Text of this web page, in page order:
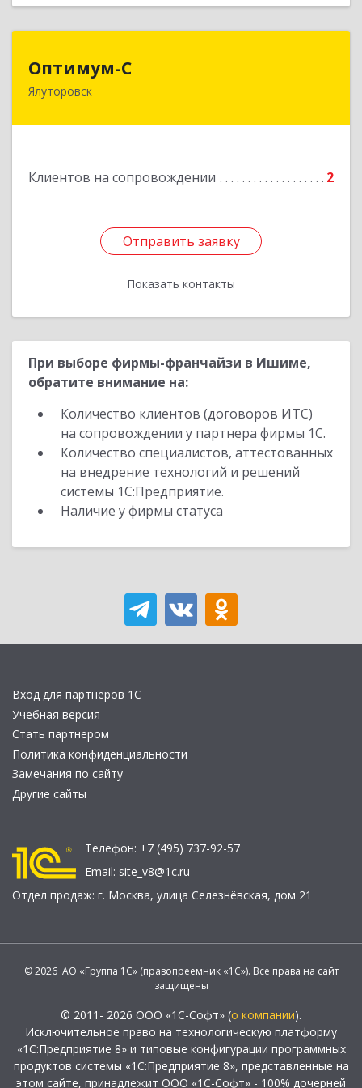
Оптимум-С
Ялуторовск
Клиентов на сопровождении 2
Отправить заявку
Показать контакты
Отправить заявку
Назад
При выборе фирмы-франчайзи в Ишиме,
обратите внимание на:
Количество клиентов (договоров ИТС)
на сопровождении у партнера фирмы 1С.
Количество специалистов, аттестованных
на внедрение технологий и решений
системы 1С:Предприятие.
Наличие у фирмы статуса
Вход для партнеров 1С
Учебная версия
Стать партнером
Политика конфиденциальности
Замечания по сайту
Другие сайты
Телефон: +7 (495) 737-92-57
Email: site_v8@1c.ru
Отдел продаж: г. Москва, улица Селезнёвская, дом 21
© 2026 АО «Группа 1С» (правопреемник «1С»). Все права на сайт
защищены
© 2011- 2026 ООО «1С-Софт» (о компании).
Исключительное право на технологическую платформу
«1С:Предприятие 8» и типовые конфигурации программных
продуктов системы «1С:Предприятие 8», представленные на
этом сайте, принадлежит ООО «1С-Софт» - 100% дочерней